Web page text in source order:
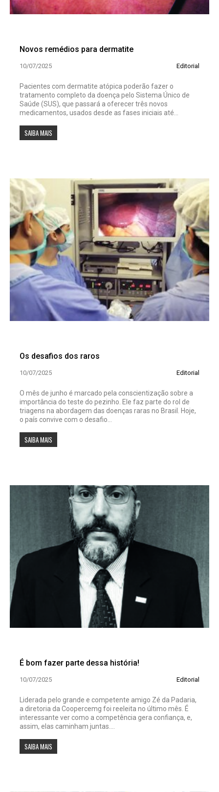
Novos remédios para dermatite
10/07/2025 Editorial
Pacientes com dermatite atópica poderão fazer o
tratamento completo da doença pelo Sistema Único de
Saúde (SUS), que passará a oferecer três novos
medicamentos, usados desde as fases iniciais até...
SAIBA MAIS
Os desafios dos raros
10/07/2025 Editorial
O mês de junho é marcado pela conscientização sobre a
importância do teste do pezinho. Ele faz parte do rol de
triagens na abordagem das doenças raras no Brasil. Hoje,
o país convive com o desafio...
SAIBA MAIS
É bom fazer parte dessa história!
10/07/2025 Editorial
Liderada pelo grande e competente amigo Zé da Padaria,
a diretoria da Coopercemg foi reeleita no último mês. É
interessante ver como a competência gera confiança, e,
assim, elas caminham juntas....
SAIBA MAIS